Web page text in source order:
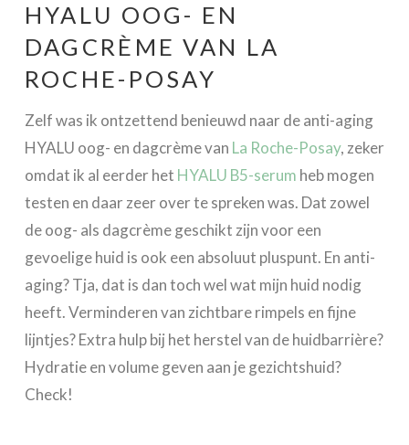
HYALU OOG- EN
DAGCRÈME VAN LA
ROCHE-POSAY
Zelf was ik ontzettend benieuwd naar de anti-aging
HYALU oog- en dagcrème van La Roche-Posay, zeker
omdat ik al eerder het HYALU B5-serum heb mogen
testen en daar zeer over te spreken was. Dat zowel
de oog- als dagcrème geschikt zijn voor een
gevoelige huid is ook een absoluut pluspunt. En anti-
aging? Tja, dat is dan toch wel wat mijn huid nodig
heeft. Verminderen van zichtbare rimpels en fijne
lijntjes? Extra hulp bij het herstel van de huidbarrière?
Hydratie en volume geven aan je gezichtshuid?
Check!